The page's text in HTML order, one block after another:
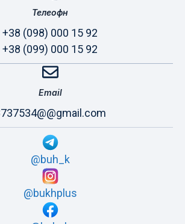
Телеофн
+38 (098) 000 15 92
+38 (099) 000 15 92
Email
@buh_k
@bukhplus